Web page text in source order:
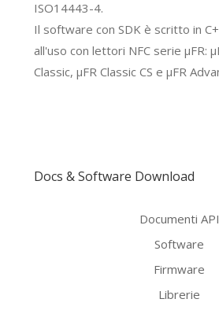
ISO14443-4.
Il software con SDK è scritto in
all'uso con lettori NFC serie μFR:
Classic, μFR Classic CS e μFR
Docs & Software Download
Documenti API
Software
Firmware
Librerie